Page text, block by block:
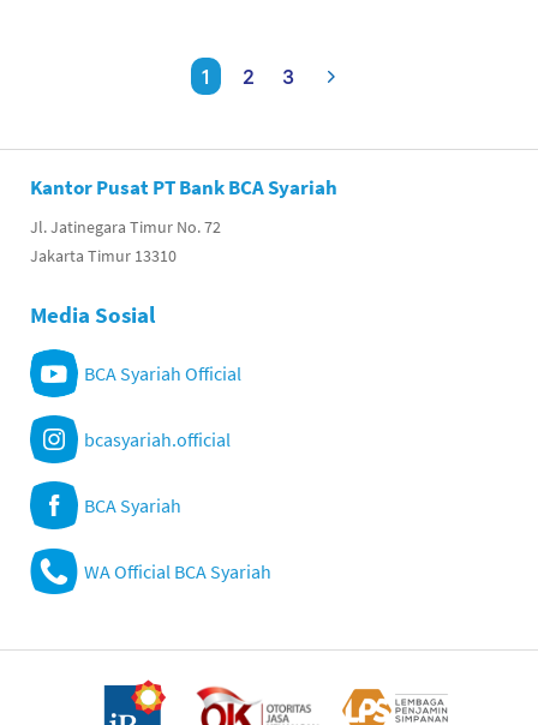
1 2 3
Kantor Pusat PT Bank BCA Syariah
Jl. Jatinegara Timur No. 72
Jakarta Timur 13310
Media Sosial
BCA Syariah Official
bcasyariah.official
BCA Syariah
WA Official BCA Syariah